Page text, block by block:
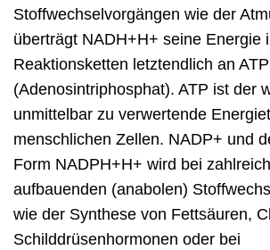
Stoffwechselvorgängen wie der
überträgt NADH+H+ seine Energie
Reaktionsketten letztendlich an ATP
(Adenosintriphosphat). ATP ist der
unmittelbar zu verwertende
menschlichen Zellen. NADP+ und
Form NADPH+H+ wird bei
aufbauenden (anabolen)
wie der Synthese von Fettsäuren,
Schilddrüsenhormonen oder bei